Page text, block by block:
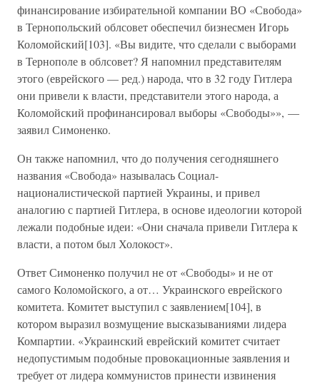
финансирование избирательной компании ВО «Свобода»
в Тернопольский облсовет обеспечил бизнесмен Игорь
Коломойский[103]. «Вы видите, что сделали с выборами
в Тернополе в облсовет? Я напомнил представителям
этого (еврейского — ред.) народа, что в 32 году Гитлера
они привели к власти, представители этого народа, а
Коломойский профинансировал выборы «Свободы»», —
заявил Симоненко.
Он также напомнил, что до получения сегодняшнего
названия «Свобода» называлась Социал-
националистической партией Украины, и привел
аналогию с партией Гитлера, в основе идеологии которой
лежали подобные идеи: «Они сначала привели Гитлера к
власти, а потом был Холокост».
Ответ Симоненко получил не от «Свободы» и не от
самого Коломойского, а от… Украинского еврейского
комитета. Комитет выступил с заявлением[104], в
котором выразил возмущение высказываниями лидера
Компартии. «Украинский еврейский комитет считает
недопустимым подобные провокационные заявления и
требует от лидера коммунистов принести извинения